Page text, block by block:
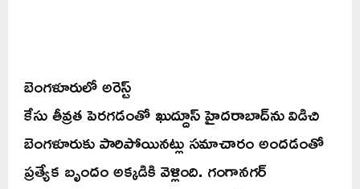
బెంగళూరులో అరెస్ట్
కేసు తీవ్రత పెరగడంతో ఖుద్దూస్ హైదరాబాద్‌ను విడిచి
బెంగళూరుకు పారిపోయినట్లు సమాచారం అందడంతో
ప్రత్యేక బృందం అక్కడికి వెళ్లింది. గంగానగర్